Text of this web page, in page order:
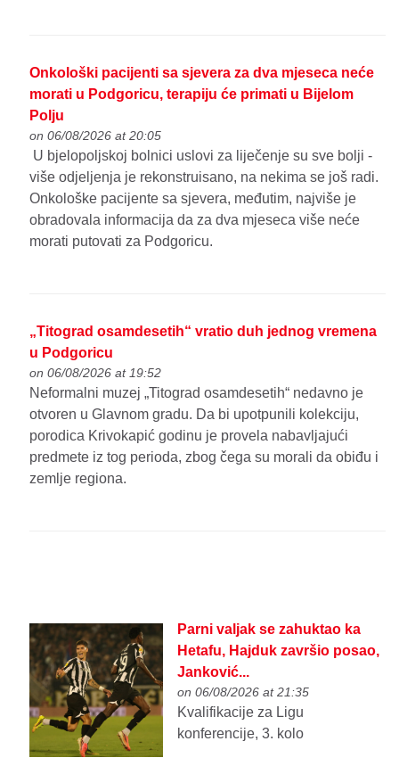
Onkološki pacijenti sa sjevera za dva mjeseca neće
morati u Podgoricu, terapiju će primati u Bijelom
Polju
on 06/08/2026 at 20:05
U bjelopoljskoj bolnici uslovi za liječenje su sve bolji -
više odjeljenja je rekonstruisano, na nekima se još radi.
Onkološke pacijente sa sjevera, međutim, najviše je
obradovala informacija da za dva mjeseca više neće
morati putovati za Podgoricu.
„Titograd osamdesetih“ vratio duh jednog vremena
u Podgoricu
on 06/08/2026 at 19:52
Neformalni muzej „Titograd osamdesetih“ nedavno je
otvoren u Glavnom gradu. Da bi upotpunili kolekciju,
porodica Krivokapić godinu je provela nabavljajući
predmete iz tog perioda, zbog čega su morali da obiđu i
zemlje regiona.
Parni valjak se zahuktao ka
Hetafu, Hajduk završio posao,
Janković...
on 06/08/2026 at 21:35
Kvalifikacije za Ligu
konferencije, 3. kolo